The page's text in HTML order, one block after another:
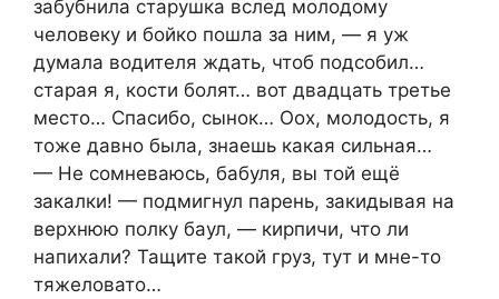
забубнила старушка вслед молодому
человеку и бойко пошла за ним, — я уж
думала водителя ждать, чтоб подсобил…
старая я, кости болят… вот двадцать третье
место… Спасибо, сынок… Оох, молодость, я
тоже давно была, знаешь какая сильная…
— Не сомневаюсь, бабуля, вы той ещё
закалки! — подмигнул парень, закидывая на
верхнюю полку баул, — кирпичи, что ли
напихали? Тащите такой груз, тут и мне-то
тяжеловато…